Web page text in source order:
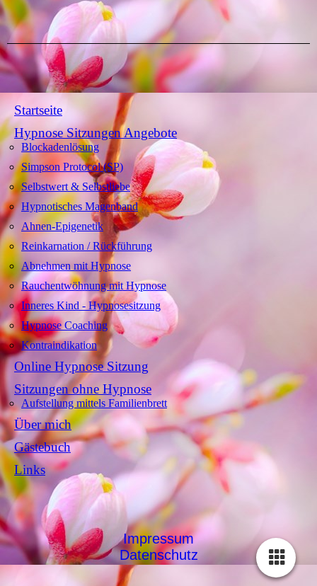
Startseite
Hypnose Sitzungen Angebote
Blockadenlösung
Simpson Protocol (SP)
Selbstwert & Selbstliebe
Hypnotisches Magenband
Ahnen-Epigenetik
Reinkarnation / Rückführung
Abnehmen mit Hypnose
Rauchentwöhnung mit Hypnose
Inneres Kind - Hypnosesitzung
Hypnose Coaching
Kontraindikation
Online Hypnose Sitzung
Sitzungen ohne Hypnose
Aufstellung mittels Familienbrett
Über mich
Gästebuch
Links
Impressum
Datenschutz